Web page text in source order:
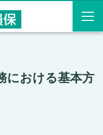
における基本方